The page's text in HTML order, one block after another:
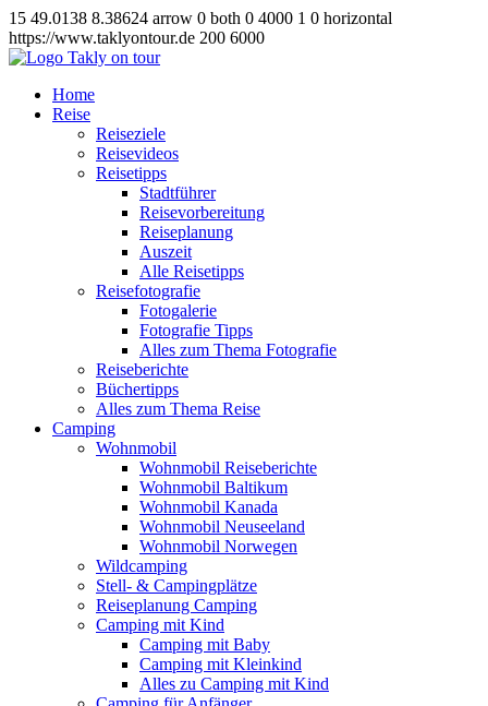
15 49.0138 8.38624 arrow 0 both 0 4000 1 0 horizontal
https://www.taklyontour.de 200 6000
Home
Reise
Reiseziele
Reisevideos
Reisetipps
Stadtführer
Reisevorbereitung
Reiseplanung
Auszeit
Alle Reisetipps
Reisefotografie
Fotogalerie
Fotografie Tipps
Alles zum Thema Fotografie
Reiseberichte
Büchertipps
Alles zum Thema Reise
Camping
Wohnmobil
Wohnmobil Reiseberichte
Wohnmobil Baltikum
Wohnmobil Kanada
Wohnmobil Neuseeland
Wohnmobil Norwegen
Wildcamping
Stell- & Campingplätze
Reiseplanung Camping
Camping mit Kind
Camping mit Baby
Camping mit Kleinkind
Alles zu Camping mit Kind